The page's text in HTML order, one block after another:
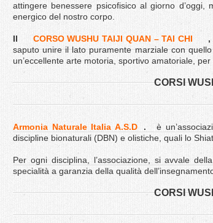
attingere benessere psicofisico al giorno
energico del nostro corpo.
Il CORSO WUSHU TAIJI QUAN – TAI CHI ,
saputo unire il lato puramente marziale con
un’eccellente arte motoria, sportivo amatoriale,
CORSI
Armonia Naturale Italia A.S.D .
è
discipline bionaturali (DBN) e olistiche, quali lo
Per ogni disciplina, l’associazione, si avvale
specialità a garanzia della qualità
CORSI